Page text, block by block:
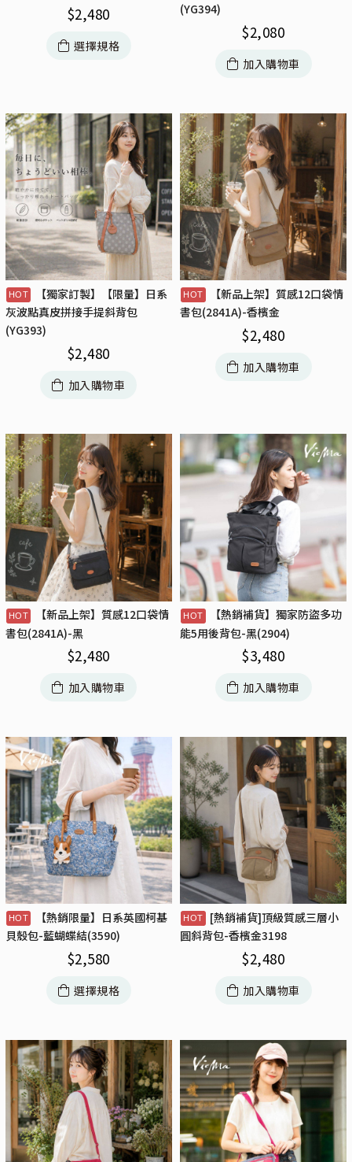
$2,480
選擇規格
(YG394)
$2,080
加入購物車
【獨家訂製】【限量】日系
灰波點真皮拼接手提斜背包
(YG393)
$2,480
加入購物車
【新品上架】質感12口袋情
書包(2841A)-香檳金
$2,480
加入購物車
【新品上架】質感12口袋情
書包(2841A)-黑
$2,480
加入購物車
【熱銷補貨】獨家防盜多功
能5用後背包-黑(2904)
$3,480
加入購物車
【熱銷限量】日系英國柯基
貝殼包-藍蝴蝶結(3590)
$2,580
選擇規格
[熱銷補貨]頂級質感三層小
圓斜背包-香檳金3198
$2,480
加入購物車